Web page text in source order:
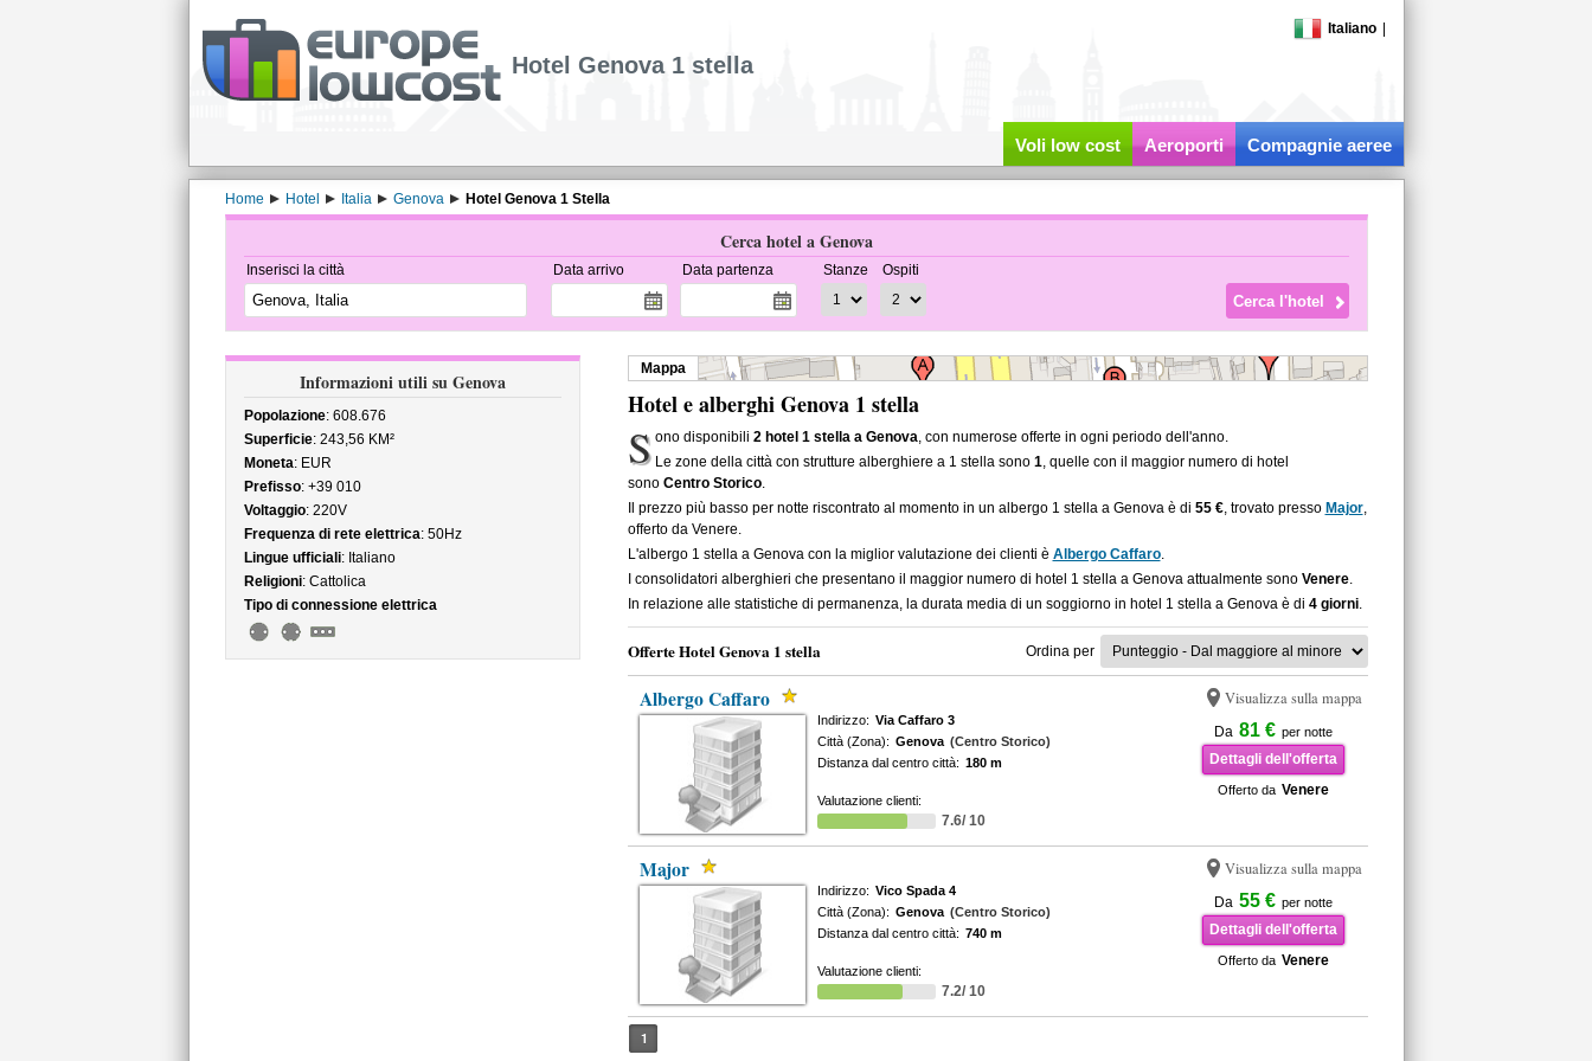
Italiano
Hotel Genova 1 stella
Voli low cost Aeroporti Compagnie aeree
Home Hotel Italia Genova Hotel Genova 1 Stella
Cerca hotel a Genova
Inserisci la città Data arrivo Data partenza Stanze Ospiti
Informazioni utili su Genova
Popolazione: 608.676
Superficie: 243,56 KM²
Moneta: EUR
Prefisso: +39 010
Voltaggio: 220V
Frequenza di rete elettrica: 50Hz
Lingue ufficiali: Italiano
Religioni: Cattolica
Tipo di connessione elettrica
Mappa
Hotel e alberghi Genova 1 stella
S ono disponibili2 hotel 1 stella a Genova, con numerose offerte in ogni periodo dell'anno.
Le zone della città con strutture alberghiere a 1 stella sono1, quelle con il maggior numero di hotel
sono Centro Storico.
Il prezzo più basso per notte riscontrato al momento in un albergo 1 stella a Genova è di 55 €, trovato presso Major,
offerto da Venere.
L'albergo 1 stella a Genova con la miglior valutazione dei clienti è Albergo Caffaro.
I consolidatori alberghieri che presentano il maggior numero di hotel 1 stella a Genova attualmente sono Venere.
In relazione alle statistiche di permanenza, la durata media di un soggiorno in hotel 1 stella a Genova è di 4 giorni.
Offerte Hotel Genova 1 stella Ordina per
Albergo Caffaro Visualizza sulla mappa
Da 81 € per notte
Dettagli dell'offerta
Offerto da Venere
Indirizzo: Via Caffaro 3
Città (Zona): Genova (Centro Storico)
Distanza dal centro città: 180 m
Valutazione clienti:
7.6/ 10
Major Visualizza sulla mappa
Da 55 € per notte
Dettagli dell'offerta
Offerto da Venere
Indirizzo: Vico Spada 4
Città (Zona): Genova (Centro Storico)
Distanza dal centro città: 740 m
Valutazione clienti:
7.2/ 10
1